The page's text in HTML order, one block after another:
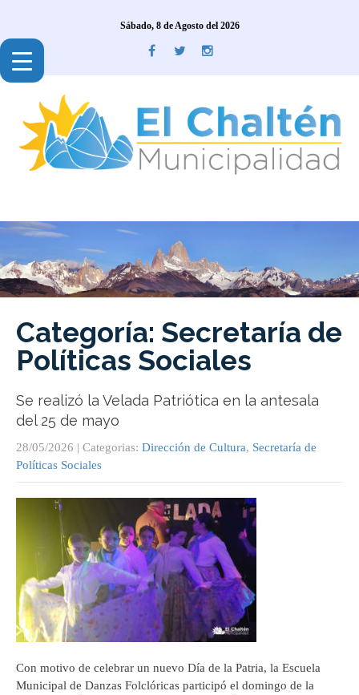
Sábado, 8 de Agosto del 2026
Categoría: Secretaría de
Políticas Sociales
Se realizó la Velada Patriótica en la antesala
del 25 de mayo
28/05/2026 | Categorias: Dirección de Cultura, Secretaría de
Políticas Sociales
Con motivo de celebrar un nuevo Día de la Patria, la Escuela
Municipal de Danzas Folclóricas participó el domingo de la